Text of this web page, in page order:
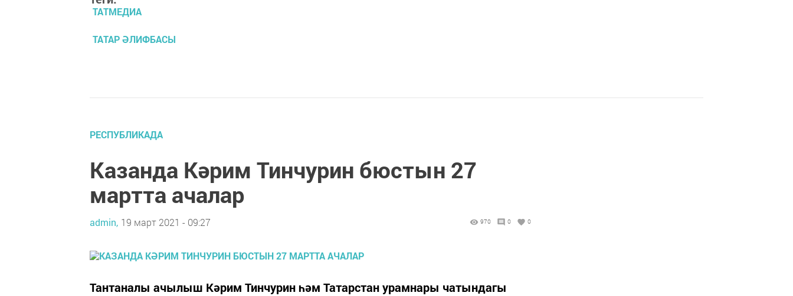
ТАТМЕДИА
ТАТАР ӘЛИФБАСЫ
РЕСПУБЛИКАДА
Казанда Кәрим Тинчурин бюстын 27
мартта ачалар
admin, 19 март 2021 - 09:27 970 0 0
Тантаналы ачылыш Кәрим Тинчурин һәм Татарстан урамнары чатындагы